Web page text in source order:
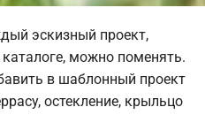
эскизный проект,
можно поменять.
в шаблонный проект
остекление, крыльцо